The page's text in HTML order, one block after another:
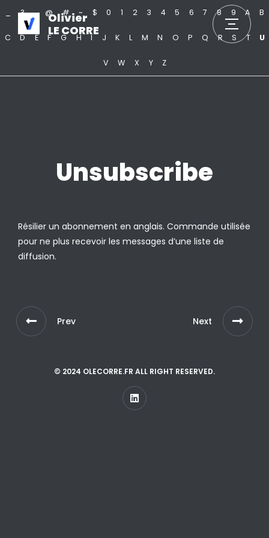
Olivier
LE CORRE
? . @ # ~ $ 0 1 2 3 4 5 6 7 8 9 A B
C D E F G H I J K L M N O P Q R S T U
V W X Y Z
Unsubscribe
Résilier un abonnement en anglais. Commande utilisée
pour ne plus recevoir les messages d’une liste de
diffusion.
Prev Next
© 2024 OLECORRE.FR ALL RIGHT RESERVED.